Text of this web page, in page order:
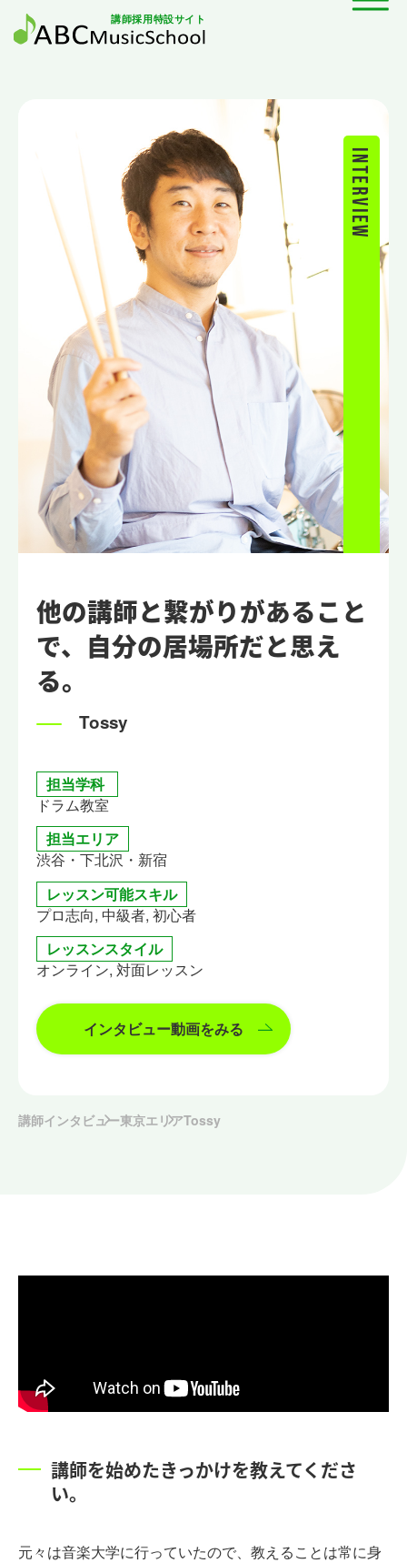
講師採用特設サイト
他の講師と繋がりがあること
で、自分の居場所だと思え
る。
Tossy
担当学科
ドラム教室
担当エリア
渋谷・下北沢・新宿
レッスン可能スキル
プロ志向, 中級者, 初心者
レッスンスタイル
オンライン, 対面レッスン
インタビュー動画をみる
interview
講師インタビュー東京エリアTossy
講師を始めたきっかけを教えてくださ
い。
元々は音楽大学に行っていたので、教えることは常に身